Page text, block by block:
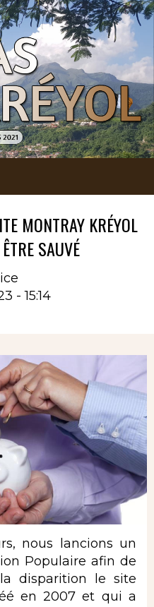
MONTRAY KRÉYOL
SAUVÉ
- 15:14
nous lancions un
Populaire afin de
disparition le site
en 2007 et qui a